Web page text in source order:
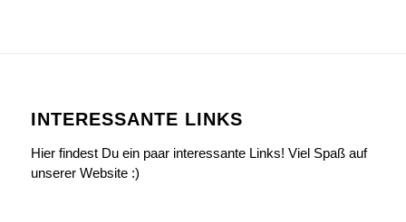
INTERESSANTE LINKS
Hier findest Du ein paar interessante Links! Viel Spaß auf
unserer Website :)